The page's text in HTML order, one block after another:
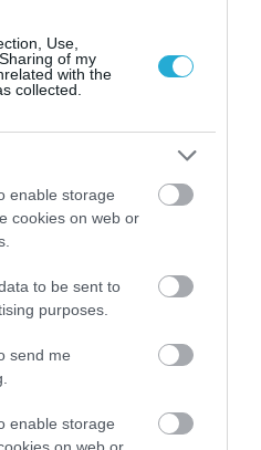
Use,
of my
with the
collected.
enable storage
cookies on web or
to be sent to
purposes.
send me
enable storage
που
στην